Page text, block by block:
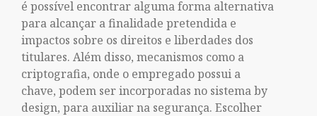
é possível encontrar alguma forma alternativa
para alcançar a finalidade pretendida e
impactos sobre os direitos e liberdades dos
titulares. Além disso, mecanismos como a
criptografia, onde o empregado possui a
chave, podem ser incorporadas no sistema by
design, para auxiliar na segurança. Escolher